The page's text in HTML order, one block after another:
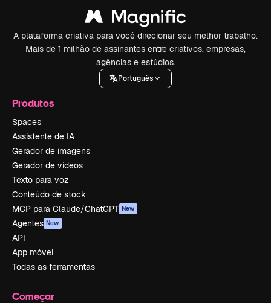
A plataforma criativa para você direcionar seu melhor trabalho.
Mais de 1 milhão de assinantes entre criativos, empresas,
agências e estúdios.
Português
Produtos
Spaces
Assistente de IA
Gerador de imagens
Gerador de vídeos
Texto para voz
Conteúdo de stock
MCP para Claude/ChatGPT New
Agentes New
API
App móvel
Todas as ferramentas
Começar